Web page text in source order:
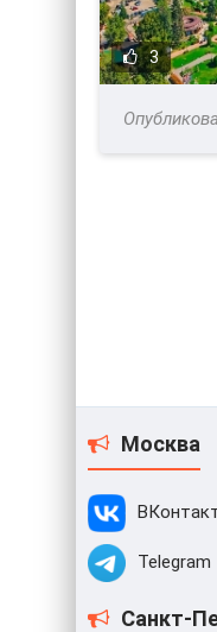
3
Москва
Telegram
Санкт-